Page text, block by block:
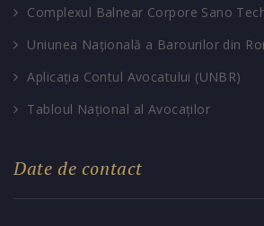
Complexul Balnear Corpore Sano
Uniunea Națională a Barourilor din
Aplicația Contul Avocatului (UNBR)
Tabloul Național al Avocaților
Date de contact